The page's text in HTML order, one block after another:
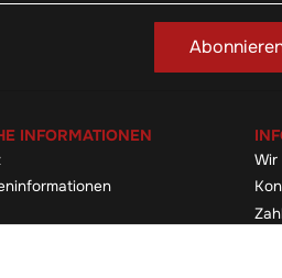
INFORMATIONEN
Wir